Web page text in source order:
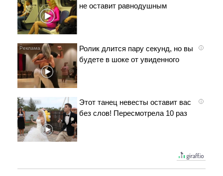
не оставит равнодушным
i
Ролик длится пару секунд, но вы
будете в шоке от увиденного
i
Этот танец невесты оставит вас
без слов! Пересмотрела 10 раз